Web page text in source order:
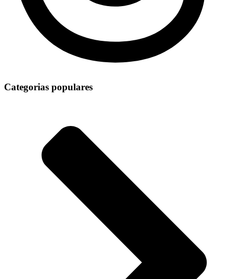
Categorias populares